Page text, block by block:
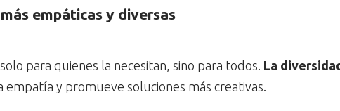
empáticas y diversas
para quienes la necesitan, sino para todos. La
empatía y promueve soluciones más creativas.